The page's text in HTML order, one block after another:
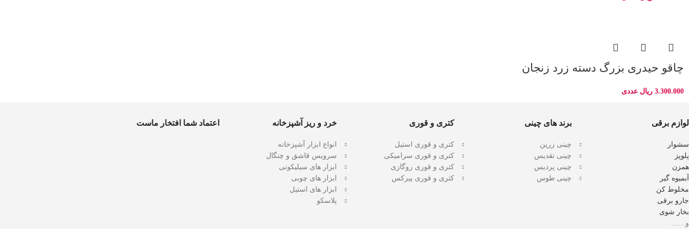
چاقو حیدری بزرگ دسته زرد زنجان
3.300.000 ریال عددی
لوازم برقی
سشوار
پلوپز
همزن
آبمیوه گیر
مخلوط کن
جارو برقی
بخار شوی
و……
برند های چینی
چینی زرین
چینی تقدیس
چینی پردیس
چینی طوس
کتری و قوری
کتری و قوری استیل
کتری و قوری سرامیکی
کتری و قوری روگازی
کتری و قوری پیرکس
خرد و ریز آشپزخانه
انواع ابزار آشپزخانه
سرویس قاشق و چنگال
ابزار های سیلیکونی
ابزار های چوبی
ابزار های استیل
پلاسکو
اعتماد شما افتخار ماست